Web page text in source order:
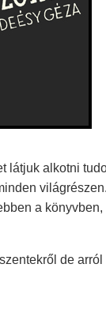
látjuk alkotni
a
de